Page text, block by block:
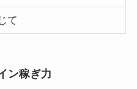
て
ン稼ぎ力